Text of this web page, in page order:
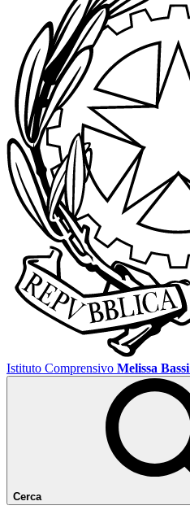
Istituto Comprensivo Melissa Bassi
Cerca